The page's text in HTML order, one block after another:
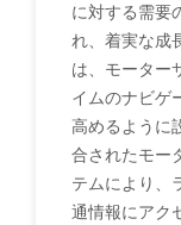
に対する需要
れ、着実な成
は、モーター
イムのナビゲ
高めるように
合されたモー
テムにより、
通情報にアク